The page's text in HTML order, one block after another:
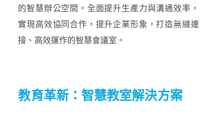
的智慧辦公空間。全面提升生產力與溝通效率，
實現高效協同合作，提升企業形象，打造無縫連
接、高效運作的智慧會議室。
教育革新：智慧教室解決方案